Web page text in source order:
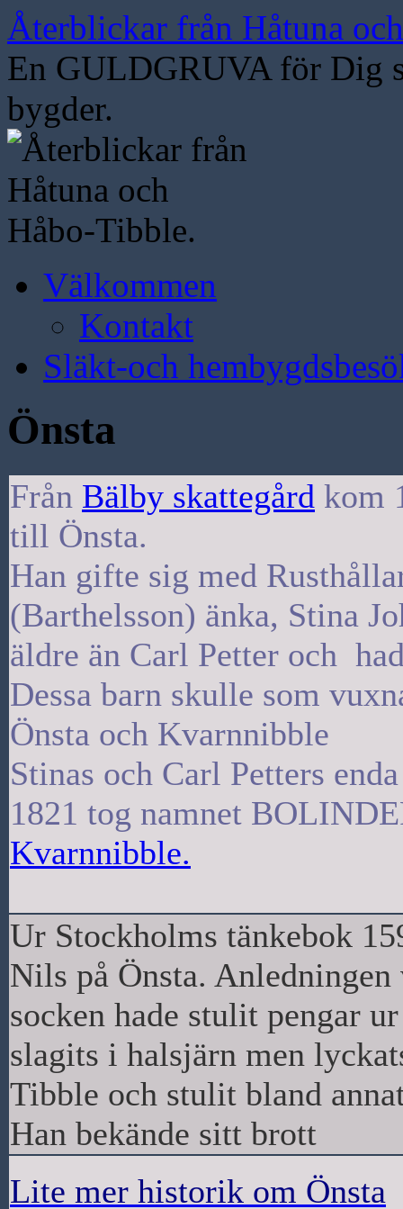
Hoppa
till
innehåll
Återblickar från Håtuna
En GULDGRUVA för Dig
bygder.
Välkommen
Kontakt
Släkt-och
Önsta
Från Bälby skattegård kom
till Önsta.
Han gifte sig med
(Barthelsson) änka, Stina
äldre än Carl Petter och
Dessa barn skulle som
Önsta och Kvarnnibble
Stinas och Carl Petters
1821 tog namnet
Kvarnnibble.
Ur Stockholms tänkebok
Nils på Önsta.
socken hade stulit pengar
slagits i halsjärn men
Tibble och stulit bland
Han bekände sitt brott
Lite mer historik om Önsta